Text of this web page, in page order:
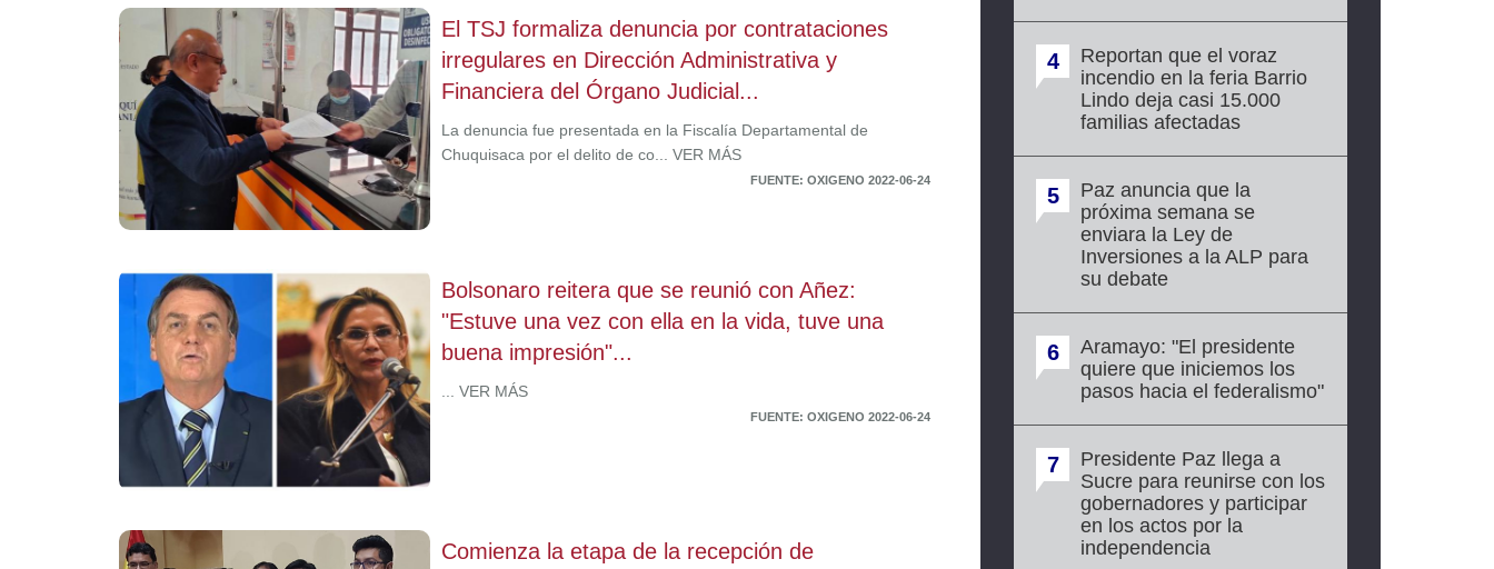
El TSJ formaliza denuncia por contrataciones
irregulares en Dirección Administrativa y
Financiera del Órgano Judicial...
La denuncia fue presentada en la Fiscalía Departamental de
Chuquisaca por el delito de co... VER MÁS
FUENTE: OXIGENO 2022-06-24
Bolsonaro reitera que se reunió con Añez:
"Estuve una vez con ella en la vida, tuve una
buena impresión"...
... VER MÁS
FUENTE: OXIGENO 2022-06-24
Comienza la etapa de la recepción de
4
Reportan que el voraz
incendio en la feria Barrio
Lindo deja casi 15.000
familias afectadas
5
Paz anuncia que la
próxima semana se
enviara la Ley de
Inversiones a la ALP para
su debate
6
Aramayo: "El presidente
quiere que iniciemos los
pasos hacia el federalismo"
7
Presidente Paz llega a
Sucre para reunirse con los
gobernadores y participar
en los actos por la
independencia